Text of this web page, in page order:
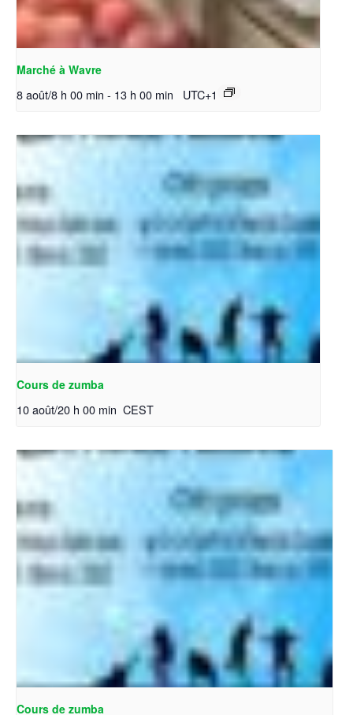
Marché à Wavre
8 août/8 h 00 min - 13 h 00 min UTC+1
Cours de zumba
10 août/20 h 00 min CEST
Cours de zumba